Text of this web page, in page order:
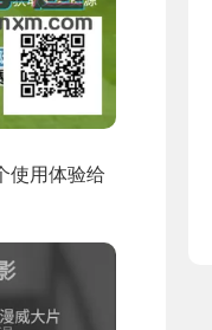
使用体验给